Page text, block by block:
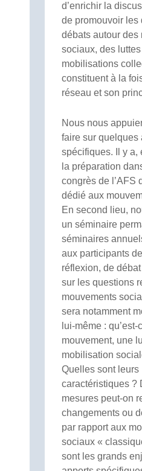
d’enrichir la
de promouvoir les
débats autour des
sociaux, des
mobilisations
constituent à la
réseau et son
Nous nous
faire sur quelques
spécifiques. Il y a,
la préparation
congrès de l’AFS
dédié aux
En second lieu,
un séminaire
séminaires
aux participants
réflexion, de
sur les questions
mouvements
sera notamment
lui-même : qu’est-
mouvement, une
mobilisation
Quelles sont leurs
caractéristiques ?
mesures peut-on
changements ou
par rapport aux
sociaux «
sont les grands